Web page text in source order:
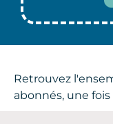
Retrouvez
abonnés, une